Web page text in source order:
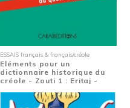
ESSAIS français & français/créole
Eléments pour un
dictionnaire historique du
créole - Zouti 1 : Eritaj -